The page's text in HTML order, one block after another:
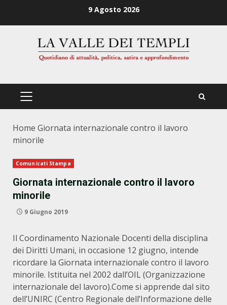
9 Agosto 2026
PRIMÄRES
Home Giornata internazionale contro il lavoro
minorile
Comunicati Stampa
Giornata internazionale contro il lavoro
minorile
9 Giugno 2019
Il Coordinamento Nazionale Docenti della disciplina
dei Diritti Umani, in occasione 12 giugno, intende
ricordare la Giornata internazionale contro il lavoro
minorile. Istituita nel 2002 dall’OIL (Organizzazione
internazionale del lavoro).Come si apprende dal sito
dell’UNIRC (Centro Regionale dell’Informazione delle